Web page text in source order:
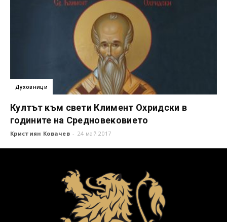
Духовници
Култът към свети Климент Охридски в
годините на Средновековието
Кристиян Ковачев - 24 май 2017